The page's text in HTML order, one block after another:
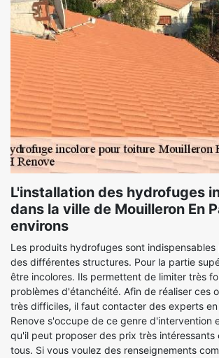
L'installation des hydrofuges
dans la ville de Mouilleron En
environs
Les produits hydrofuges sont
des différentes structures. Pour la partie
être incolores. Ils permettent de limiter très
problèmes d'étanchéité. Afin de réaliser ces
très difficiles, il faut contacter des experts
Renove s'occupe de ce genre d'intervention
qu'il peut proposer des prix très intéressants
tous. Si vous voulez des renseignements